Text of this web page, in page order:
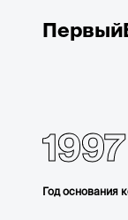
1997
Год основания